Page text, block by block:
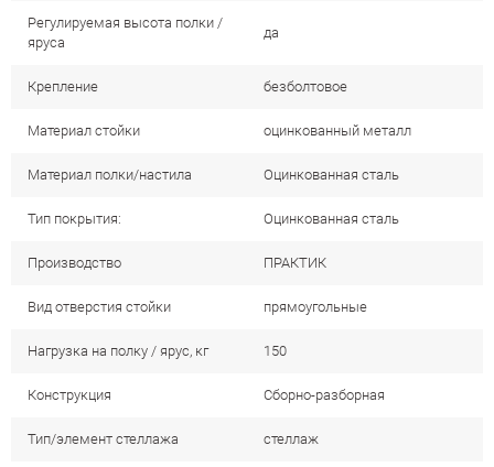
Регулируемая высота полки /
яруса
да
Крепление безболтовое
Материал стойки оцинкованный металл
Материал полки/настила Оцинкованная сталь
Тип покрытия: Оцинкованная сталь
Производство ПРАКТИК
Вид отверстия стойки прямоугольные
Нагрузка на полку / ярус, кг 150
Конструкция Сборно-разборная
Тип/элемент стеллажа стеллаж